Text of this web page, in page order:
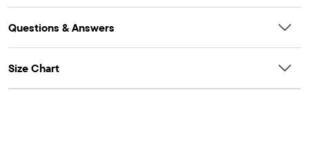
Questions & Answers
Size Chart